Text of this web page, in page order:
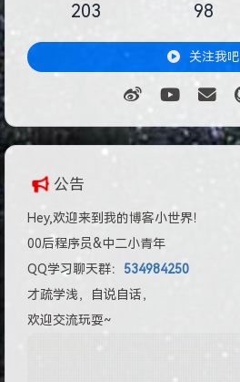
203 98
关注我吧
公告
Hey,欢迎来到我的博客小世界！
00后程序员&中二小青年
QQ学习聊天群： 534984250
才疏学浅，自说自话，
欢迎交流玩耍~